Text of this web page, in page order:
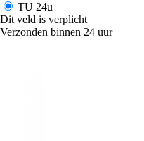
TU 24u
Dit veld is verplicht
Verzonden binnen 24 uur